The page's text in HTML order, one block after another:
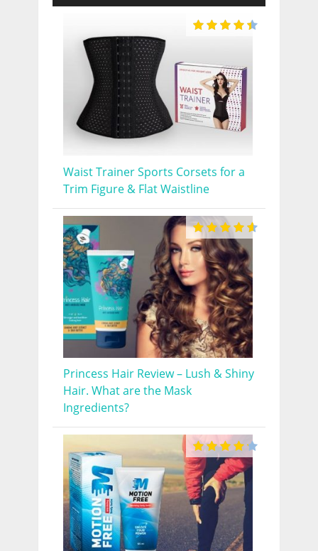
Waist Trainer Sports Corsets for a
Trim Figure & Flat Waistline
Princess Hair Review – Lush & Shiny
Hair. What are the Mask
Ingredients?